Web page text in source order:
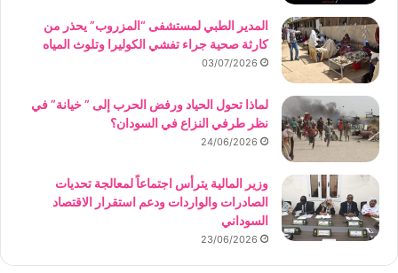
المدير الطبي لمستشفى “المزروب” يحذر من
كارثة صحية جراء تفشي الكوليرا وتلوث المياه
03/07/2026
لماذا تحول الحياد ورفض الحرب إلى ” خيانة” في
نظر طرفي النزاع في السودان؟
24/06/2026
وزير المالية يترأس اجتماعاً لمعالجة تحديات
الصادرات والواردات ودعم استقرار الاقتصاد
السوداني
23/06/2026